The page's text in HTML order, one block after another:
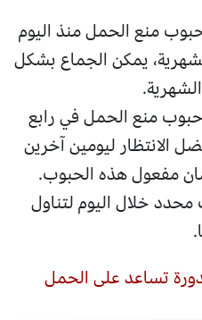
منع الحمل منذ اليوم
يمكن الجماع بشكل
منع الحمل في رابع
الانتظار ليومين آخرين
مفعول هذه الحبوب.
خلال اليوم لتناول
تساعد على الحمل